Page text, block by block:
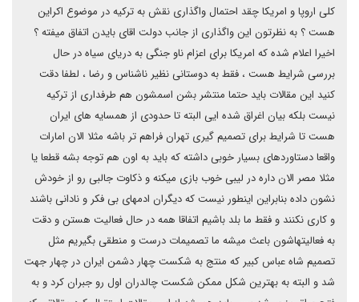
کلی اروپا و امریکا چقد احتمال واگذاری نقش به ترکیه در موضوع اکراین
هست ؟ به نظرتون این واگذاری از جانب دولت اقای بایدن اتفاق میفته ؟
اخیرا اعلام شده که امریکا برای اعزام ناو جنگی به دریای سیاه در حال
بررسی شرایط هست ، فقط به دوستانی نظیر ناشناس و رضا ، لطفا دقت
کنید این مقالات باید حتما منتشر بشن اسمشون هم طرفداری از ترکیه
نیست بلکه بیان اغراق شده ایی البته تا حدودی از همسایه های ایران
هست تا شرایط برای تصمیم گیری تهران فراهم تر باشه مثلا الان امارات
واقعا دستاوردهای بسیار خوبی داشته که باید به اون هم توجه بشه قطعا یا
مثلا مصر الان داره در لیبی خوب بازی میکنه و ذکاوت جالبی رو از خودش
نشون داده بنابراین اینطور نیست که دیگران ادمهای بی فکر و نادانی باشند
و کاری نکنند و فقط ما بلد باشیم اتفاقا همه در حال فعالیت هستن و دقت
به فعالیتهاشون باعث میشه ما تصمیمات درست و منطقی بگیریم مثل
تصمیم شاه عباس کبیر که منتج به شکست چهار دشمن ایران در چهار جهت
شد و البته به بهترین شکل ممکن شکست چالدران اول رو جبران کرد و به